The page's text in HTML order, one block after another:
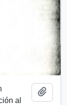
al